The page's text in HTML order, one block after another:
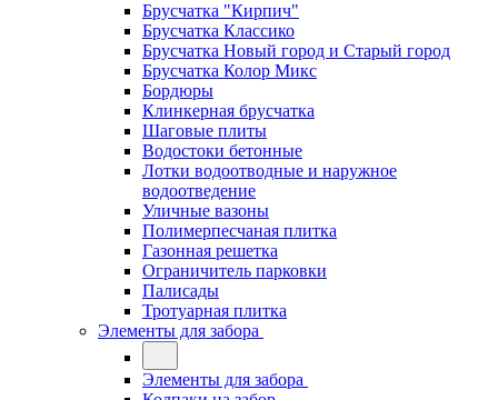
Брусчатка "Кирпич"
Брусчатка Классико
Брусчатка Новый город и Старый город
Брусчатка Колор Микс
Бордюры
Клинкерная брусчатка
Шаговые плиты
Водостоки бетонные
Лотки водоотводные и наружное
водоотведение
Уличные вазоны
Полимерпесчаная плитка
Газонная решетка
Ограничитель парковки
Палисады
Тротуарная плитка
Элементы для забора
Элементы для забора